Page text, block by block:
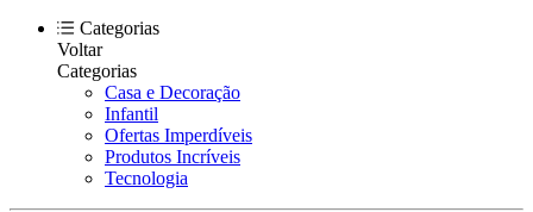
Categorias
Voltar
Categorias
Casa e Decoração
Infantil
Ofertas Imperdíveis
Produtos Incríveis
Tecnologia